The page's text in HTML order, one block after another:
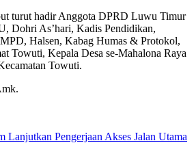
turut hadir Anggota DPRD Luwu Timur
Dohri As’hari, Kadis Pendidikan,
Halsen, Kabag Humas & Protokol,
Towuti, Kepala Desa se-Mahalona Raya
Towuti.
Lanjutkan Pengerjaan Akses Jalan Utama